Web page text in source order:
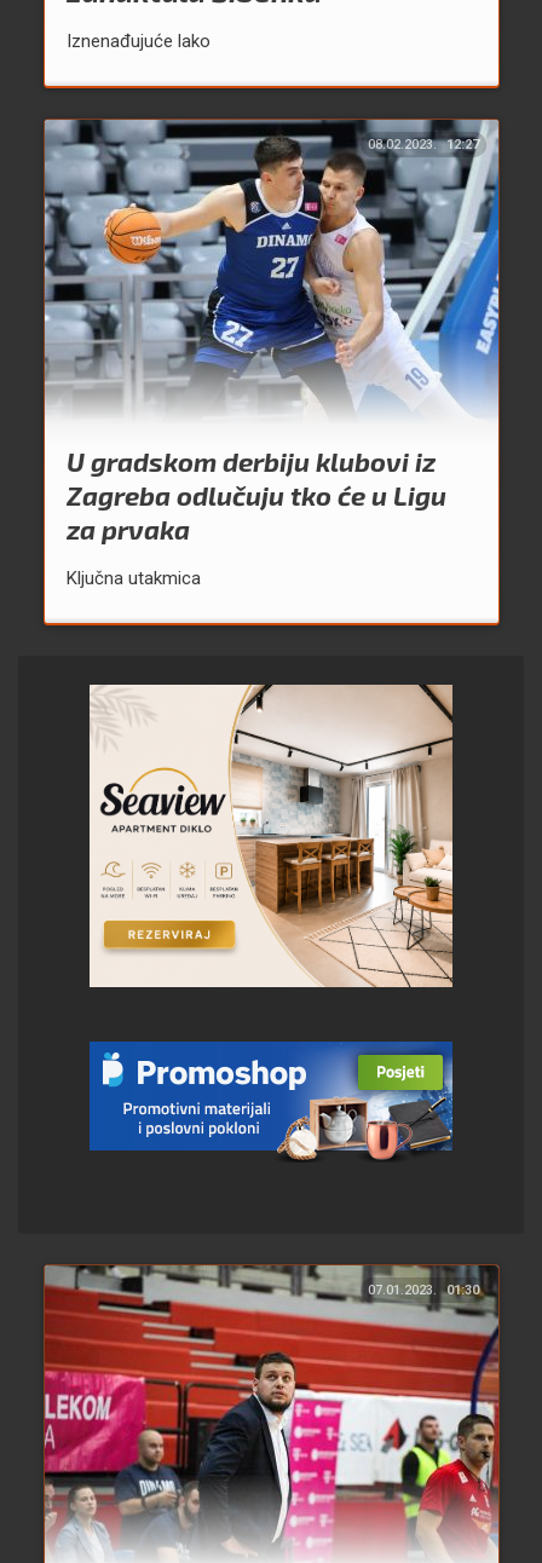
Iznenađujuće lako
08.02.2023. 12:27
U gradskom derbiju klubovi iz
Zagreba odlučuju tko će u Ligu
za prvaka
Ključna utakmica
07.01.2023. 01:30